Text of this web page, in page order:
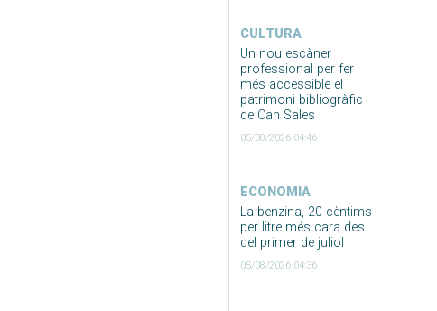
CULTURA
Un nou escàner
professional per fer
més accessible el
patrimoni bibliogràfic
de Can Sales
05/08/2026 04:46
ECONOMIA
La benzina, 20 cèntims
per litre més cara des
del primer de juliol
05/08/2026 04:36